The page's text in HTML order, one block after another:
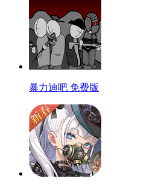
暴力迪吧 免费版